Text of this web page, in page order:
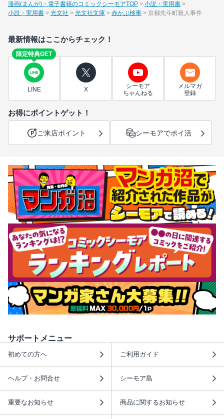
漫画(まんが)・電子書籍のコミックシーモアTOP
小説・実用書
小説・実用書
光文社 光文社文庫 赤かぶ検事 京都先斗町殺人事件
最新情報はここからチェック！
限定特典GET
LINE X
シーモア
ちゃんねる
メルマガ
登録
お得にポイントゲット！
ご来店ポイント シーモアでポイ活
サポートメニュー
初めての方へ ご利用ガイド
ヘルプ・お問合せ シーモア島
重要なお知らせ 商品に関するお知らせ